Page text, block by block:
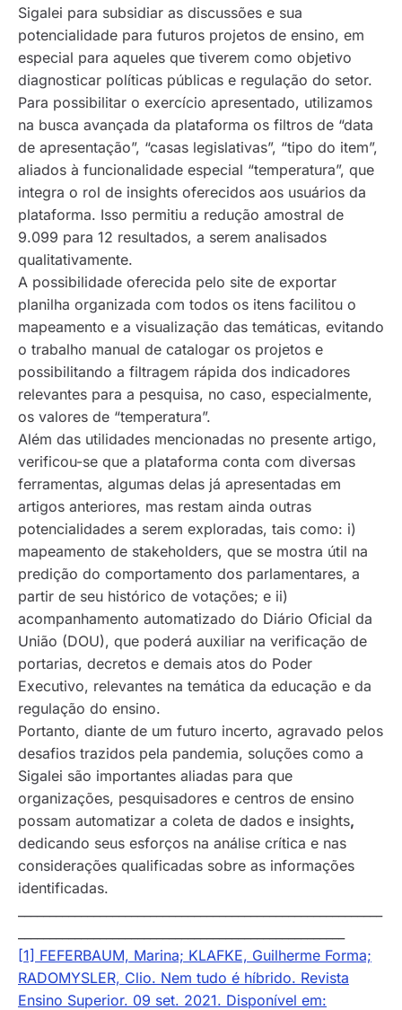
Sigalei para subsidiar as discussões e sua
potencialidade para futuros projetos de ensino, em
especial para aqueles que tiverem como objetivo
diagnosticar políticas públicas e regulação do setor.
Para possibilitar o exercício apresentado, utilizamos
na busca avançada da plataforma os filtros de “data
de apresentação”, “casas legislativas”, “tipo do item”,
aliados à funcionalidade especial “temperatura”, que
integra o rol de insights oferecidos aos usuários da
plataforma. Isso permitiu a redução amostral de
9.099 para 12 resultados, a serem analisados
qualitativamente.
A possibilidade oferecida pelo site de exportar
planilha organizada com todos os itens facilitou o
mapeamento e a visualização das temáticas, evitando
o trabalho manual de catalogar os projetos e
possibilitando a filtragem rápida dos indicadores
relevantes para a pesquisa, no caso, especialmente,
os valores de “temperatura”.
Além das utilidades mencionadas no presente artigo,
verificou-se que a plataforma conta com diversas
ferramentas, algumas delas já apresentadas em
artigos anteriores, mas restam ainda outras
potencialidades a serem exploradas, tais como: i)
mapeamento de stakeholders, que se mostra útil na
predição do comportamento dos parlamentares, a
partir de seu histórico de votações; e ii)
acompanhamento automatizado do Diário Oficial da
União (DOU), que poderá auxiliar na verificação de
portarias, decretos e demais atos do Poder
Executivo, relevantes na temática da educação e da
regulação do ensino.
Portanto, diante de um futuro incerto, agravado pelos
desafios trazidos pela pandemia, soluções como a
Sigalei são importantes aliadas para que
organizações, pesquisadores e centros de ensino
possam automatizar a coleta de dados e insights,
dedicando seus esforços na análise crítica e nas
considerações qualificadas sobre as informações
identificadas.
[1] FEFERBAUM, Marina; KLAFKE, Guilherme Forma;
RADOMYSLER, Clio. Nem tudo é híbrido. Revista
Ensino Superior. 09 set. 2021. Disponível em: